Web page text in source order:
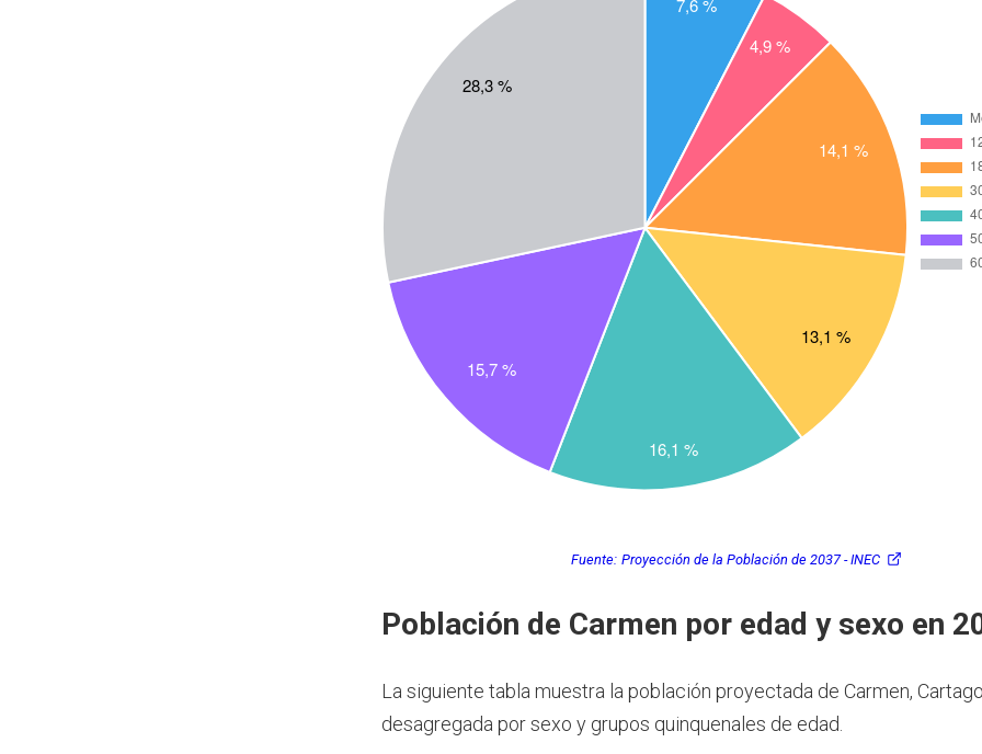
Fuente: Proyección de la Población de 2037 - INEC
Población de Carmen por edad y sexo en
La siguiente tabla muestra la población proyectada de Carmen,
desagregada por sexo y grupos quinquenales de edad.